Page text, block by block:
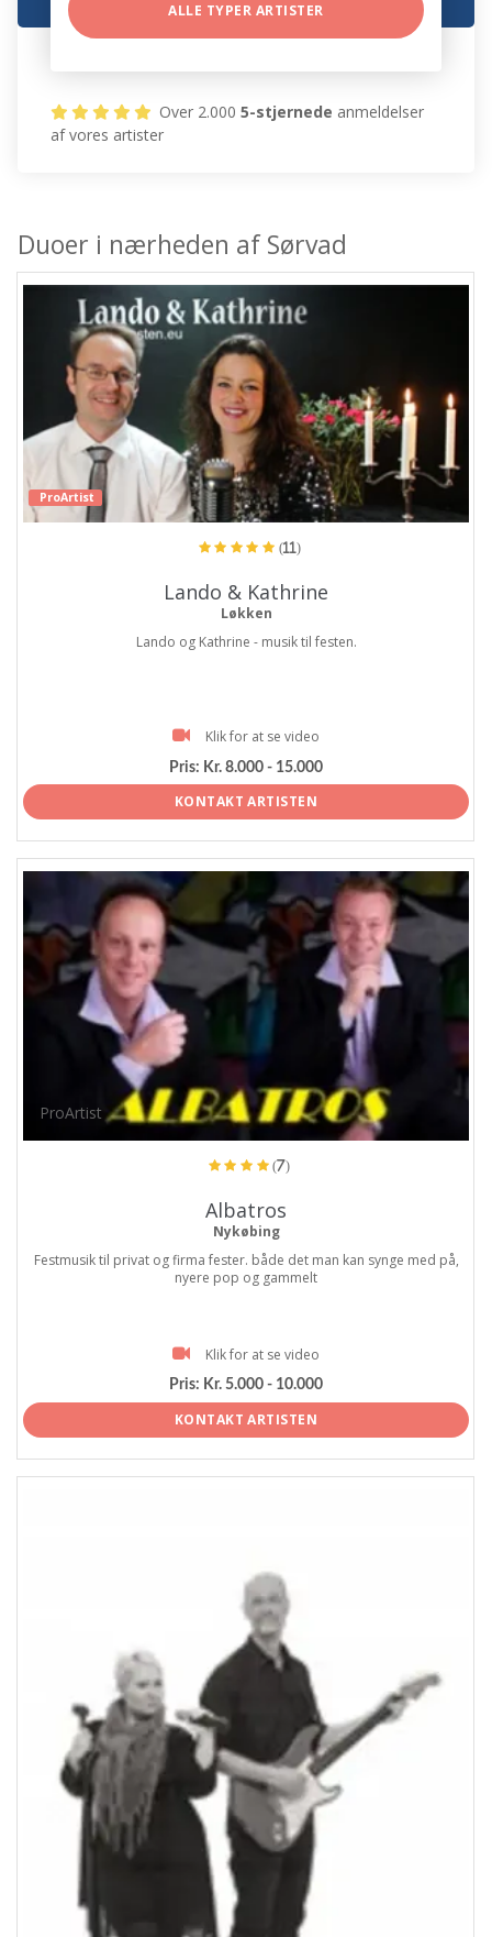
ALLE TYPER ARTISTER
Over 2.0005-stjernede anmeldelser
af vores artister
Duoer i nærheden af Sørvad
ProArtist
(11)
Lando & Kathrine
Løkken
Lando og Kathrine - musik til festen.
Klik for at se video
Pris: Kr. 8.000 - 15.000
KONTAKT ARTISTEN
ProArtist
(7)
Albatros
Nykøbing
Festmusik til privat og firma fester. både det man kan synge med på,
nyere pop og gammelt
Klik for at se video
Pris: Kr. 5.000 - 10.000
KONTAKT ARTISTEN